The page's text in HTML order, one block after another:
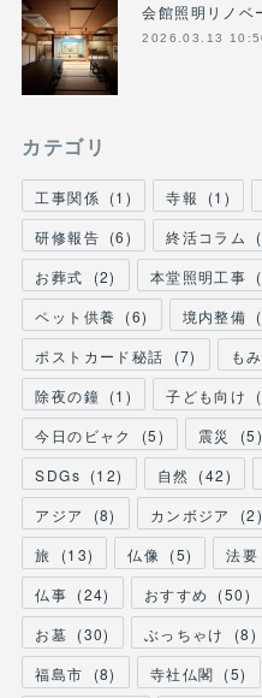
会館照明リノ
2026.03.13
カテゴリ
工事関係 (1 ) 寺報 (1 )
研修報告 (6) 終活コラム (
お葬式
(2) 本堂照明工事 (
ペット供養 (6) 境内整備 (
ポストカード秘話
(7) も
除夜の鐘 (1 ) 子ども向け (
今日のビャク
(5) 震災 (5)
SDGs (12) 自然 (42)
アジア
(8) カンボジア (2)
旅
(13) 仏像 (5) 法要
仏事 (24) おすすめ (50)
お墓 (30) ぶっちゃけ (8)
福島市
(8) 寺社仏閣 (5)